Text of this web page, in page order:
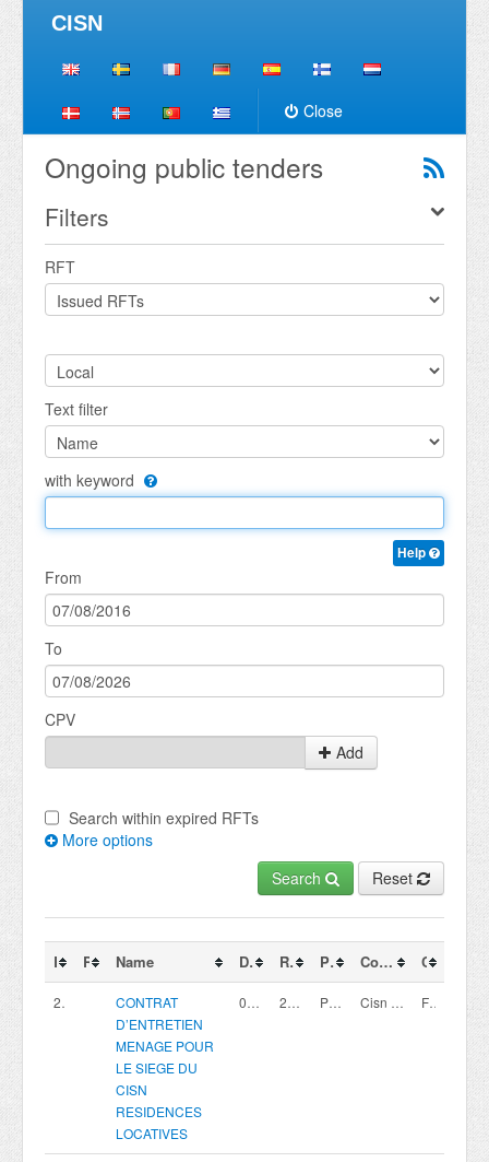
CISN
Close
Ongoing public tenders
Filters
RFT
Text filter
with keyword
Help
From
To
CPV
Add
Search within expired RFTs
More options
Search
Reset
RFT Id Reference Name Date of publication Response deadline (CET) Process Contracting authorities Countries
200419941
CONTRAT
D’ENTRETIEN
MENAGE POUR
LE SIEGE DU
CISN
RESIDENCES
LOCATIVES
05/08/2026 25/09/2026 12:00 Procédure Adaptée. Cisn Résidences Locatives France